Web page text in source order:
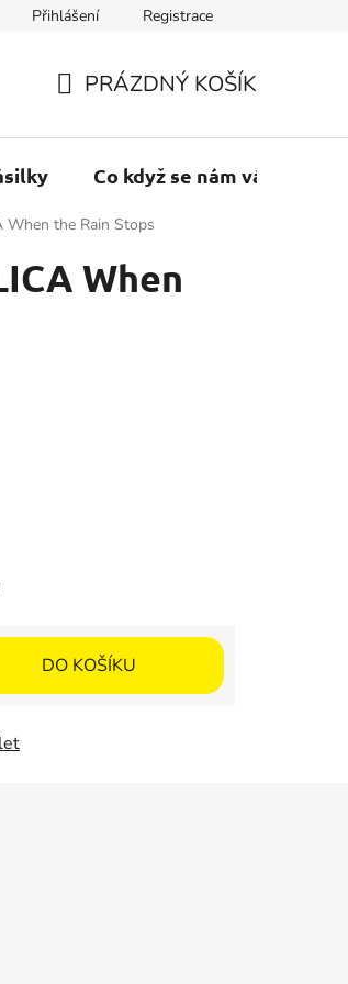
Přihlášení Registrace
KOŠÍK
PRÁZDNÝ KOŠÍK
Co když se nám váš balík
When the Rain Stops
When
DO KOŠÍKU